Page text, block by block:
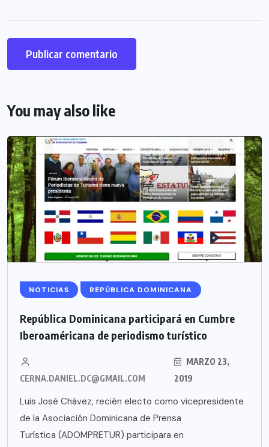
You may also like
NOTICIAS REPÚBLICA DOMINICANA
República Dominicana participará en Cumbre
Iberoaméricana de periodismo turístico
CERNA.DANIEL.DC@GMAIL.COM
MARZO 23,
2019
Luis José Chávez, recién electo como vicepresidente
de la Asociación Dominicana de Prensa
Turística (ADOMPRETUR) participara en